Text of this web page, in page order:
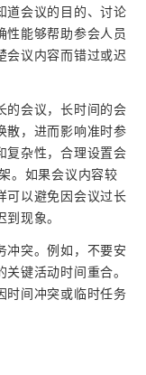
道会议的目的、讨论
性能够帮助参会人员
会议内容而错过或迟
的会议，长时间的会
散，进而影响准时参
复杂性，合理设置会
。如果会议内容较
可以避免因会议过长
现象。
冲突。例如，不要安
键活动时间重合。
时间冲突或临时任务